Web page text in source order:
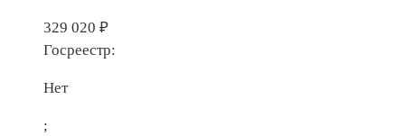
329 020 ₽
Госреестр:
Нет
;